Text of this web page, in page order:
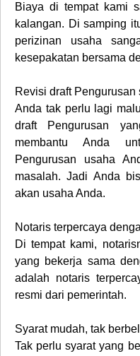
Biaya di tempat kami
kalangan. Di samping
perizinan usaha
kesepakatan bersama
Revisi draft Pengurusan
Anda tak perlu lagi
draft Pengurusan
membantu Anda
Pengurusan usaha
masalah. Jadi Anda
akan usaha Anda.
Notaris terpercaya
Di tempat kami,
yang bekerja sama
adalah notaris
resmi dari pemerintah.
Syarat mudah, tak
Tak perlu syarat yang